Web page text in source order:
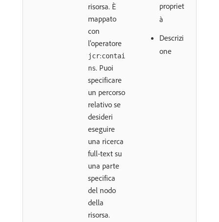
risorsa. È
mappato
con
l'operatore
jcr:contai
ns. Puoi
specificare
un percorso
relativo se
desideri
eseguire
una ricerca
full-text su
una parte
specifica
del nodo
della
risorsa.
propriet
à
Descrizi
one